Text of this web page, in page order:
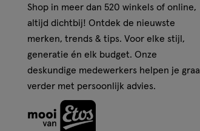
Shop in meer dan 520 winkels of online,
altijd dichtbij! Ontdek de nieuwste
merken, trends & tips. Voor elke stijl,
generatie én elk budget. Onze
deskundige medewerkers helpen je
verder met persoonlijk advies.